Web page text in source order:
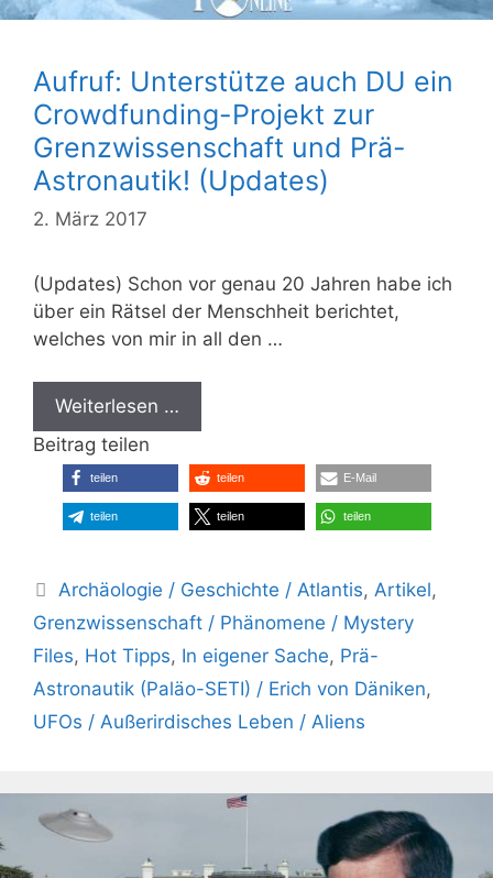
Aufruf: Unterstütze auch DU ein
Crowdfunding-Projekt zur
Grenzwissenschaft und Prä-
Astronautik! (Updates)
2. März 2017
(Updates) Schon vor genau 20 Jahren habe ich
über ein Rätsel der Menschheit berichtet,
welches von mir in all den …
Weiterlesen …
Beitrag teilen
teilen teilen E-Mail
teilen teilen teilen
Kategorien
Archäologie / Geschichte / Atlantis, Artikel,
Grenzwissenschaft / Phänomene / Mystery
Files, Hot Tipps, In eigener Sache, Prä-
Astronautik (Paläo-SETI) / Erich von Däniken,
UFOs / Außerirdisches Leben / Aliens